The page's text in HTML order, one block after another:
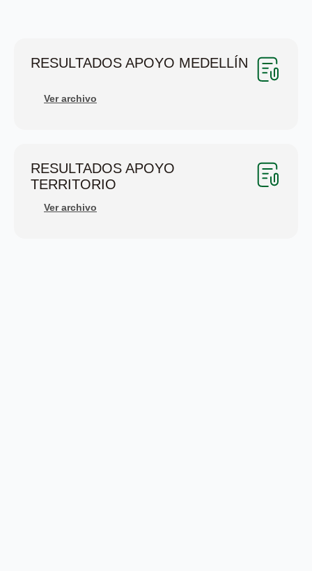
RESULTADOS APOYO MEDELLÍN
Ver archivo
RESULTADOS APOYO
TERRITORIO
Ver archivo